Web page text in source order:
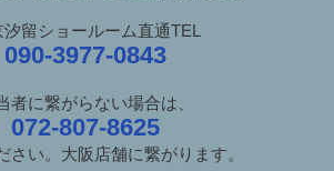
汐留ショールーム直通TEL
090-3977-0843
者に繋がらない場合は、
072-807-8625
さい。大阪店舗に繋がります。